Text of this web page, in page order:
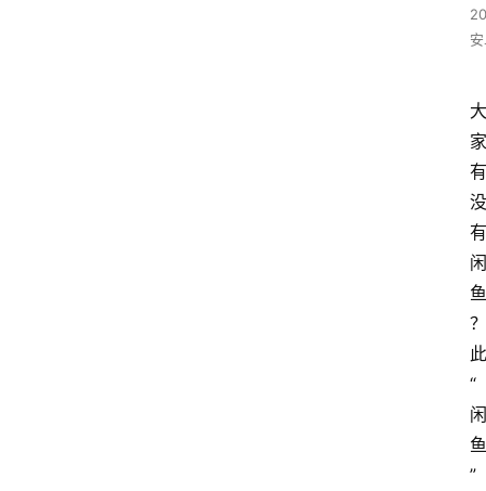
大
家
有
没
有
闲
鱼
？
此
“
闲
鱼
”